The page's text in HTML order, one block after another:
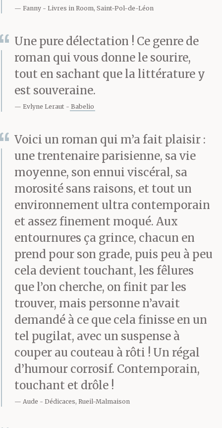
Fanny Livres in Room, Saint-Pol-de-Léon
Une pure délectation ! Ce genre de
roman qui vous donne le sourire,
tout en sachant que la littérature y
est souveraine.
Evlyne Leraut Babelio
Voici un roman qui m’a fait plaisir :
une trentenaire parisienne, sa vie
moyenne, son ennui viscéral, sa
morosité sans raisons, et tout un
environnement ultra contemporain
et assez finement moqué. Aux
entournures ça grince, chacun en
prend pour son grade, puis peu à peu
cela devient touchant, les fêlures
que l’on cherche, on finit par les
trouver, mais personne n’avait
demandé à ce que cela finisse en un
tel pugilat, avec un suspense à
couper au couteau à rôti ! Un régal
d’humour corrosif. Contemporain,
touchant et drôle !
Aude Dédicaces, Rueil-Malmaison